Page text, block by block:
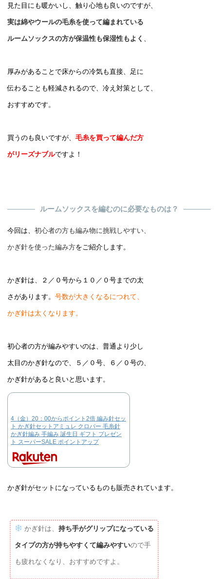
見た目にも暖かいし、触り心地も良いのですが、
実は綿やウールの毛糸を使って編まれている
ルームソックスの方が保温性も保湿性もよく
厚みがあることで床からの冷気も直接、足に
伝わることも軽減されるので、冷え対策として、
おすすめです。
買うのも良いですが、 毛糸を買って編んだ方
がリーズナブルですよ！
ルームソックスを編むのに必要なものは？
今回は、 初心者の方も編み物に挑戦しやすい、
かぎ針を使った編み方をご紹介します。
かぎ針は、２／０号から１０／０号までの太
さがあります。 号数が大きくなるにつれて、
かぎ針は太くなります。
初心者の方が編みやすいのは、普通より少し
太目のかぎ針なので、５／０号、６／０号の、
かぎ針があると良いと思います。
4（金）20：00からポイント2倍 編み針セッ
ト かぎ針セットアミュレ クロバー 毛糸針
かぎ針編み 手編み 誕生日 ギフト プレゼン
ト スーパーSALE ポイントアップ
かぎ針がセットになっているものも販売されています。
かぎ針は、 持ち手がグリップになっている
タイプの方が持ちやすくて編みやすいので手
も疲れなくなり、おすすめですよ。